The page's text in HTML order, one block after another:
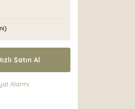
Satın Al
Alarmı